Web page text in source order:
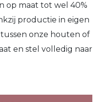
op maat tot wel 40%
productie in eigen
onze houten of
en stel volledig naar